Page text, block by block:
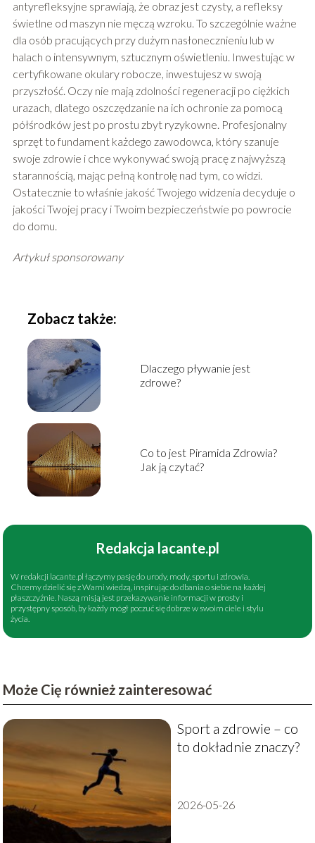
antyrefleksyjne sprawiają, że obraz jest czysty, a refleksy
świetlne od maszyn nie męczą wzroku. To szczególnie ważne
dla osób pracujących przy dużym nasłonecznieniu lub w
halach o intensywnym, sztucznym oświetleniu. Inwestując w
certyfikowane okulary robocze, inwestujesz w swoją
przyszłość. Oczy nie mają zdolności regeneracji po ciężkich
urazach, dlatego oszczędzanie na ich ochronie za pomocą
półśrodków jest po prostu zbyt ryzykowne. Profesjonalny
sprzęt to fundament każdego zawodowca, który szanuje
swoje zdrowie i chce wykonywać swoją pracę z najwyższą
starannością, mając pełną kontrolę nad tym, co widzi.
Ostatecznie to właśnie jakość Twojego widzenia decyduje o
jakości Twojej pracy i Twoim bezpieczeństwie po powrocie
do domu.
Artykuł sponsorowany
Zobacz także:
Dlaczego pływanie jest
zdrowe?
Co to jest Piramida Zdrowia?
Jak ją czytać?
Redakcja lacante.pl
W redakcji lacante.pl łączymy pasję do urody, mody, sportu i zdrowia.
Chcemy dzielić się z Wami wiedzą, inspirując do dbania o siebie na każdej
płaszczyźnie. Naszą misją jest przekazywanie informacji w prosty i
przystępny sposób, by każdy mógł poczuć się dobrze w swoim ciele i stylu
życia.
Może Cię również zainteresować
Sport a zdrowie – co
to dokładnie znaczy?
2026-05-26